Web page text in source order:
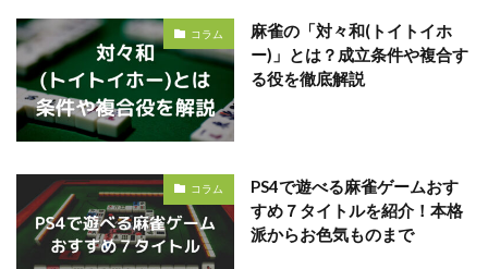
コラム
麻雀の「対々和(トイトイホ
ー)」とは？成立条件や複合す
る役を徹底解説
コラム
PS4で遊べる麻雀ゲームおす
すめ７タイトルを紹介！本格
派からお色気ものまで